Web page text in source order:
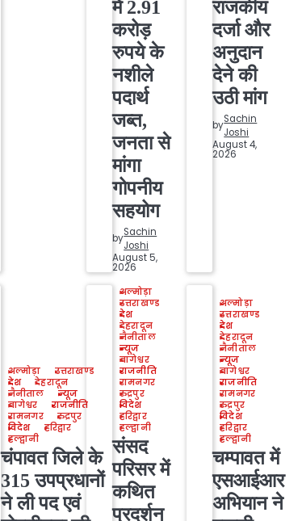
में 2.91
करोड़
रुपये के
नशीले
पदार्थ
जब्त,
जनता से
मांगा
गोपनीय
सहयोग
by
Sachin
Joshi
August 5,
2026
राजकीय
दर्जा और
अनुदान
देने की
उठी मांग
by
Sachin
Joshi
August 4,
2026
अल्मोड़ा
उत्तराखण्ड
देश
देहरादून
नैनीताल
न्यूज
बागेश्वर
राजनीति
रामनगर
रुद्रपुर
विदेश
हरिद्वार
हल्द्वानी
चंपावत जिले के
315 उपप्रधानों
ने ली पद एवं
अल्मोड़ा
उत्तराखण्ड
देश
देहरादून
नैनीताल
न्यूज
बागेश्वर
राजनीति
रामनगर
रुद्रपुर
विदेश
हरिद्वार
हल्द्वानी
संसद
परिसर में
कथित
प्रदर्शन
अल्मोड़ा
उत्तराखण्ड
देश
देहरादून
नैनीताल
न्यूज
बागेश्वर
राजनीति
रामनगर
रुद्रपुर
विदेश
हरिद्वार
हल्द्वानी
चम्पावत में
एसआईआर
अभियान ने